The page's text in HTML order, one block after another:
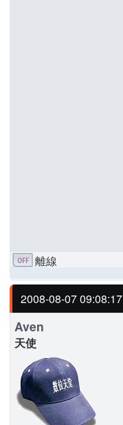
離線
2008-08-07 09:08:17
Aven
天使